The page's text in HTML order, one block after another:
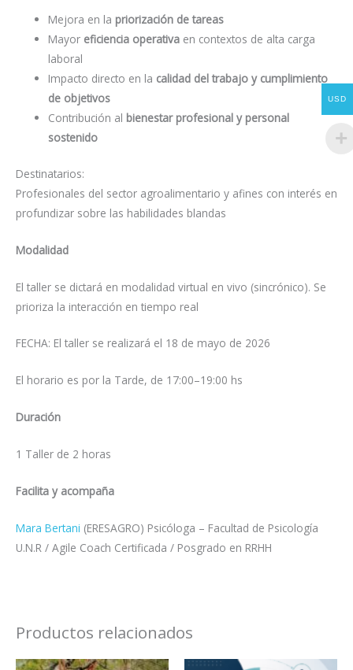
Mejora en la priorización de tareas
Mayor eficiencia operativa en contextos de alta carga
laboral
Impacto directo en la calidad del trabajo y cumplimiento
de objetivos
Contribución al bienestar profesional y personal
sostenido
Destinatarios:
Profesionales del sector agroalimentario y afines con interés en
profundizar sobre las habilidades blandas
Modalidad
El taller se dictará en modalidad virtual en vivo (sincrónico). Se
prioriza la interacción en tiempo real
FECHA: El taller se realizará el 18 de mayo de 2026
El horario es por la Tarde, de 17:00–19:00 hs
Duración
1 Taller de 2 horas
Facilita y acompaña
Mara Bertani (ERESAGRO) Psicóloga – Facultad de Psicología
U.N.R / Agile Coach Certificada / Posgrado en RRHH
Productos relacionados
USD